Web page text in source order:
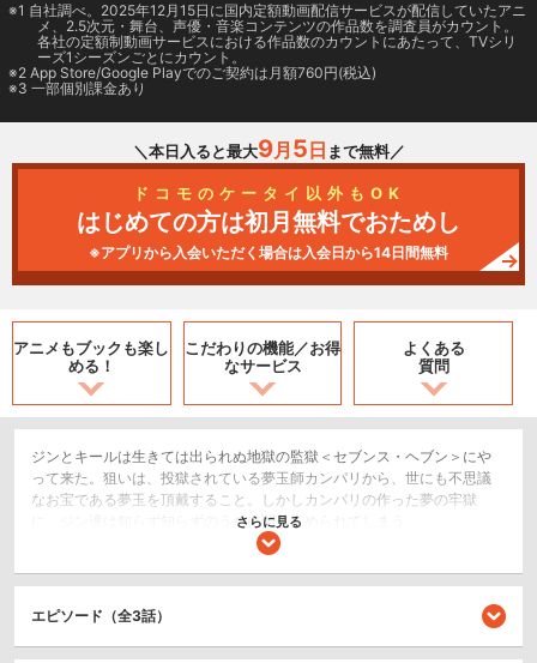
1 自社調べ。2025年12月15日に国内定額動画配信サービスが配信していたアニ
メ、2.5次元・舞台、声優・音楽コンテンツの作品数を調査員がカウント。
各社の定額制動画サービスにおける作品数のカウントにあたって、TVシリ
ーズ1シーズンごとにカウント。
2 App Store/Google Playでのご契約は月額760円(税込)
3 一部個別課金あり
＼本日入ると最大9月 5 日 まで無料／
ドコモのケータイ以外もOK
はじめての方は初月無料でおためし
※アプリから入会いただく場合は入会日から14日間無料
アニメもブックも楽し
める！
こだわりの機能／お得
なサービス
よくある
質問
ジンとキールは生きては出られぬ地獄の監獄＜セブンス・ヘブン＞にや
って来た。狙いは、投獄されている夢玉師カンパリから、世にも不思議
なお宝である夢玉を頂戴すること。しかしカンパリの作った夢の牢獄
に、ジン達は知らず知らずのうちに閉じこめられてしまう。
シリーズ／関連のアニメ作品
さらに見る
エピソード（全3話）